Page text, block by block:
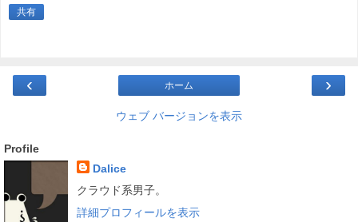
共有
‹ ›
ホーム
ウェブ バージョンを表示
Profile
Dalice
クラウド系男子。
詳細プロフィールを表示